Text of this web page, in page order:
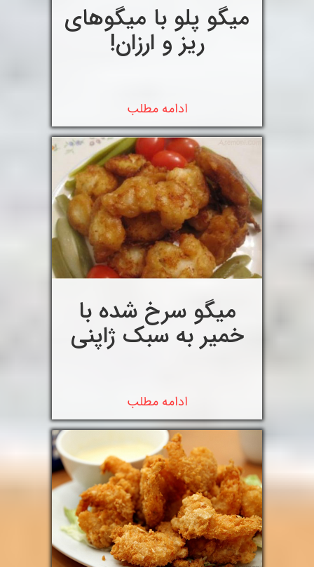
میگو پلو با میگوهای
ریز و ارزان!
ادامه مطلب
میگو سرخ شده با
خمیر به سبک ژاپنی
ادامه مطلب